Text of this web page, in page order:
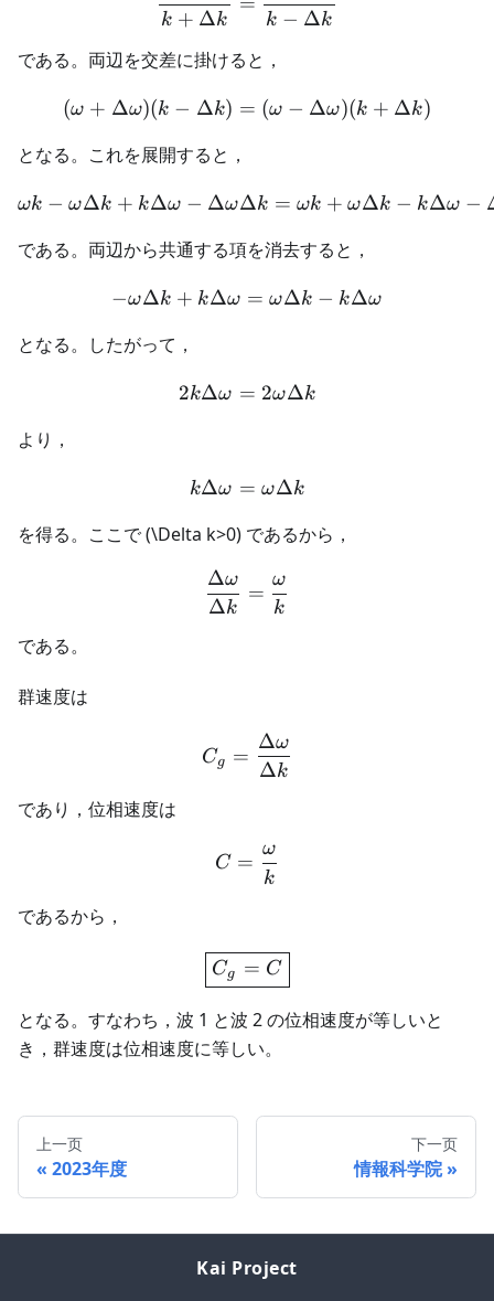
k + Δk k − Δk
である。両辺を交差に掛けると，
(ω + Δω)(k − Δk) = (ω − Δω)(k + Δk)
となる。これを展開すると，
\omega k-\omega\Delta
ωk − ωΔk + kΔω − ΔωΔk = ωk + ωΔk − kΔω −
である。両辺から共通する項を消去すると，
-\omega\Delta
−ωΔk + kΔω = ωΔk − kΔω
となる。したがって，
2kΔω = 2ωΔk
より，
kΔω = ωΔk
を得る。ここで (\Delta k>0) であるから，
Δk
Δω
=
k
ω
である。
群速度は
Cg =
Δk
Δω
であり，位相速度は
C=\frac{\omega}{k}
C =
k
ω
であるから，
\boxed{C_g=C}
Cg = C
となる。すなわち，波 1 と波 2 の位相速度が等しいと
き，群速度は位相速度に等しい。
上一页
2023年度
下一页
情報科学院
Kai Project